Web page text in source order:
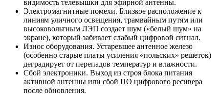
видимость телевышки для эфирной антенны.
Электромагнитные помехи. Близкое расположение к
линиям уличного освещения, трамвайным путям или
высоковольтным ЛЭП создает шум («белый шум» на
экране), который забивает слабый цифровой сигнал.
Износ оборудования. Устаревшее антенное железо
(особенно старые платы усиления «польских» решеток)
деградирует от перепадов температур и влажности.
Сбой электроники. Выход из строя блока питания
активной антенны или сбой ПО цифрового ресивера
после обновления.